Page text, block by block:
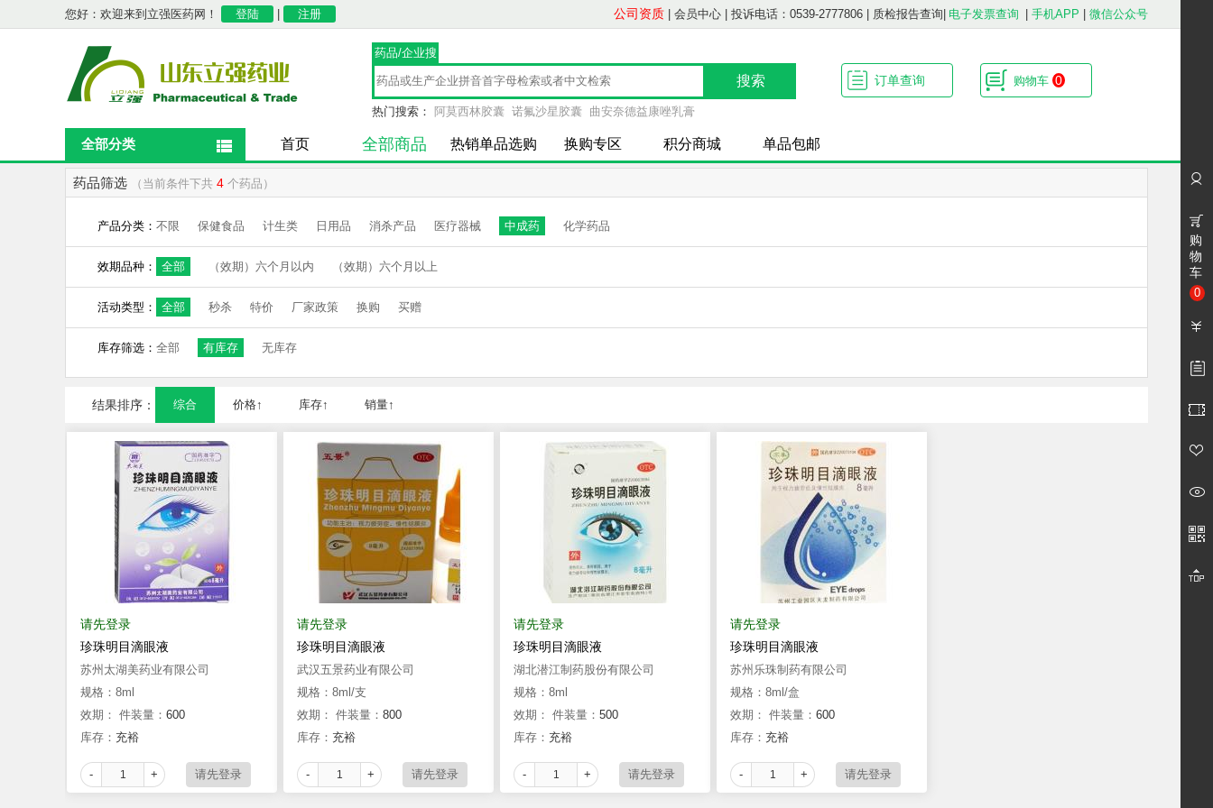
您好：欢迎来到立强医药网！ 登陆 注册 公司资质 会员中心 投诉电话：0539-2777806 质检报告查询 电子发票查询 手机APP 微信公众号
药品/企业搜
索
热门搜索： 阿莫西林胶囊 诺氟沙星胶囊 曲安奈德益康唑乳膏
订单查询 购物车 0
全部分类 首页 全部商品 热销单品选购 换购专区 积分商城 单品包邮
药品筛选 （当前条件下共 4 个药品）
产品分类： 不限 保健食品 计生类 日用品 消杀产品 医疗器械 中成药 化学药品
效期品种： 全部 （效期）六个月以内 （效期）六个月以上
活动类型： 全部 秒杀 特价 厂家政策 换购 买赠
库存筛选： 全部 有库存 无库存
结果排序： 综合 价格↑ 库存↑ 销量↑
请先登录
珍珠明目滴眼液
苏州太湖美药业有限公司
规格：8ml
效期： 件装量： 600
库存： 充裕
- +
请先登录
珍珠明目滴眼液
武汉五景药业有限公司
规格：8ml/支
效期： 件装量： 800
库存： 充裕
- +
请先登录
珍珠明目滴眼液
湖北潜江制药股份有限公司
规格：8ml
效期： 件装量： 500
库存： 充裕
- +
请先登录
珍珠明目滴眼液
苏州乐珠制药有限公司
规格：8ml/盒
效期： 件装量： 600
库存： 充裕
- +
购
物
车
0